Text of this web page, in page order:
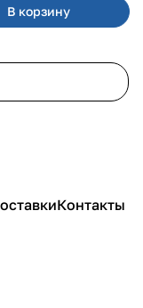
В корзину
Контакты